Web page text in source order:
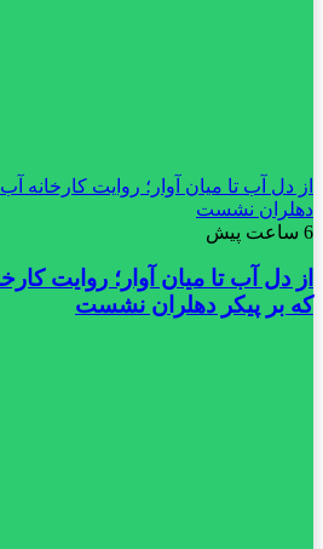
از دل آب تا میان آوار؛ روایت کارخانه
دهلران نشست
6 ساعت پیش
از دل آب تا میان آوار؛ روایت
که بر پیکر دهلران نشست